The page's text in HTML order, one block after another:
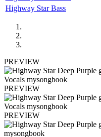
Highway Star Bass
PREVIEW
PREVIEW
PREVIEW